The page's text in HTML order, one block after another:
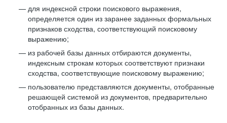
для индексной строки поискового выражения,
определяется один из заранее заданных формальных
признаков сходства, соответствующий поисковому
выражению;
из рабочей базы данных отбираются документы,
индексным строкам которых соответствуют признаки
сходства, соответствующие поисковому выражению;
пользователю представляются документы, отобранные
решающей системой из документов, предварительно
отобранных из базы данных.